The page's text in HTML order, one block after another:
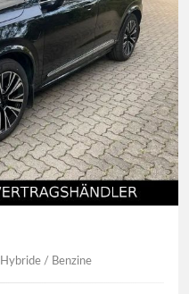
Hybride / Benzine